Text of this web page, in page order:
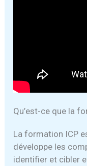
Qu’est-ce que la
La formation ICP
développe les
identifier et cibler